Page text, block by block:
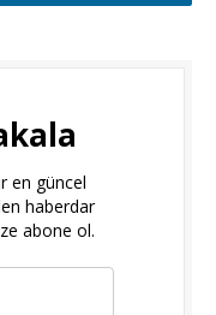
en güncel
haberdar
abone ol.